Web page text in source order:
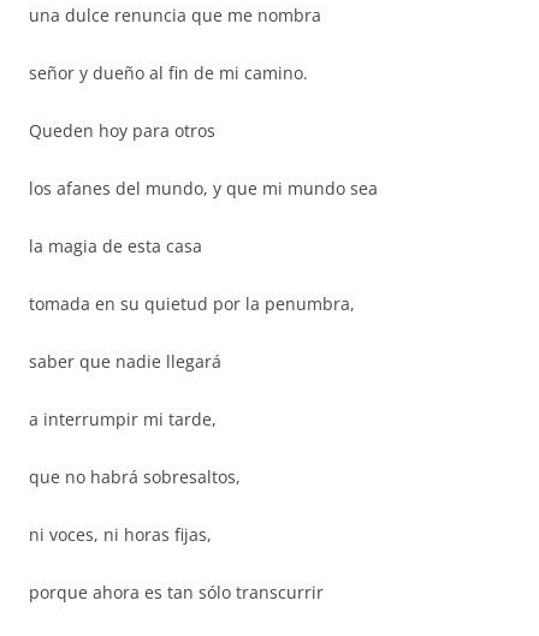
una dulce renuncia que me nombra
señor y dueño al fin de mi camino.
Queden hoy para otros
los afanes del mundo, y que mi mundo sea
la magia de esta casa
tomada en su quietud por la penumbra,
saber que nadie llegará
a interrumpir mi tarde,
que no habrá sobresaltos,
ni voces, ni horas fijas,
porque ahora es tan sólo transcurrir